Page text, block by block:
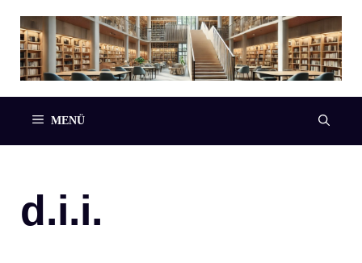
Inhalt
springen
MENÜ
d.i.i.